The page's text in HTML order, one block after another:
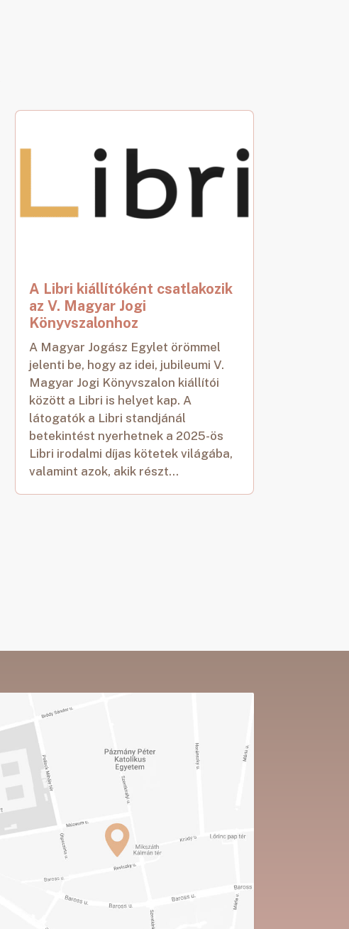
A Libri kiállítóként csatlakozik
az V. Magyar Jogi
Könyvszalonhoz
A Magyar Jogász Egylet örömmel
jelenti be, hogy az idei, jubileumi V.
Magyar Jogi Könyvszalon kiállítói
között a Libri is helyet kap. A
látogatók a Libri standjánál
betekintést nyerhetnek a 2025-ös
Libri irodalmi díjas kötetek világába,
valamint azok, akik részt...